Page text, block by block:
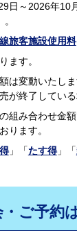
日～2026年10
旅客施設使用料
ます。
は変動いたし
が終了している
組み合わせ金
ります。
」「たす得」「
・ご予約